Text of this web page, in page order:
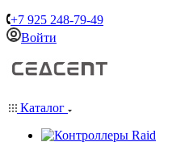
+7 925 248-79-49
Войти
Каталог